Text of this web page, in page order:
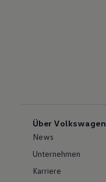
Über Volkswagen
News
Unternehmen
Karriere